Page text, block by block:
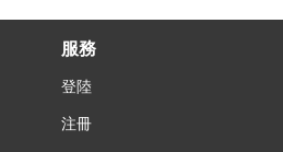
服務
登陸
注冊